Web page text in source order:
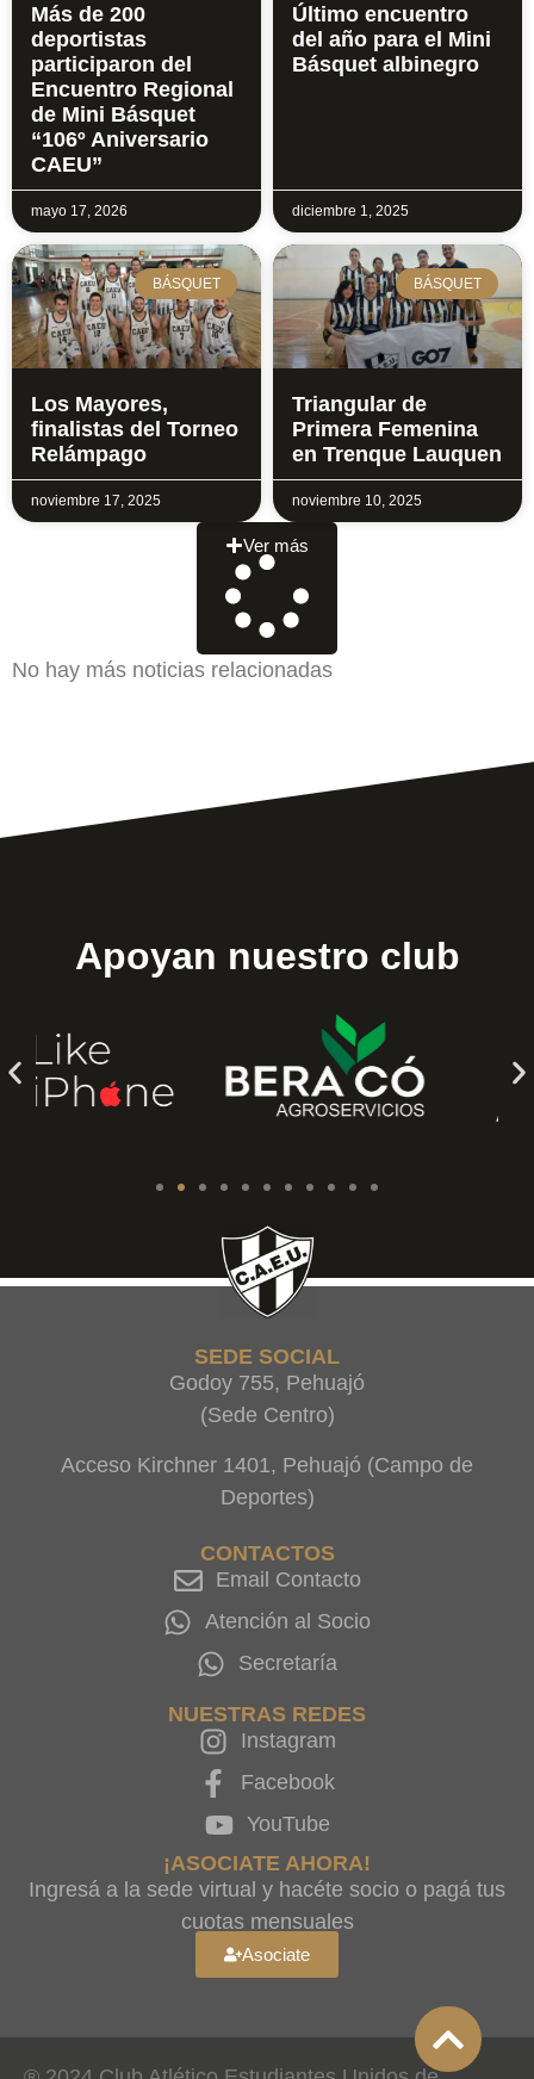
Más de 200
deportistas
participaron del
Encuentro Regional
de Mini Básquet
“106º Aniversario
CAEU”
mayo 17, 2026
Último encuentro
del año para el Mini
Básquet albinegro
diciembre 1, 2025
BÁSQUET
Los Mayores,
finalistas del Torneo
Relámpago
noviembre 17, 2025
BÁSQUET
Triangular de
Primera Femenina
en Trenque Lauquen
noviembre 10, 2025
Ver más
No hay más noticias relacionadas
Apoyan nuestro club
SEDE SOCIAL
Godoy 755, Pehuajó
(Sede Centro)
Acceso Kirchner 1401, Pehuajó (Campo de
Deportes)
CONTACTOS
Email Contacto
Atención al Socio
Secretaría
NUESTRAS REDES
Instagram
Facebook
YouTube
¡ASOCIATE AHORA!
Ingresá a la sede virtual y hacéte socio o pagá tus
cuotas mensuales
Asociate